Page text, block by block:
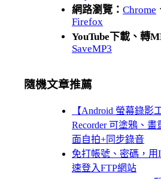
網路瀏覽： Chrome
Firefox
YouTube下載、轉
SaveMP3
隨機文章推薦
【Android 螢幕錄影
Recorder 可塗鴉、
面自拍+同步錄音
免打帳號、密碼，用
速登入FTP網站